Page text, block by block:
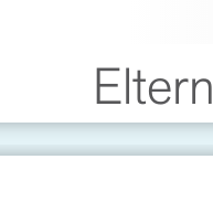
Eltern